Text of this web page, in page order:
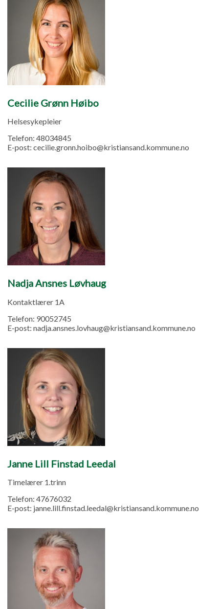
Cecilie Grønn Høibo
Helsesykepleier
Telefon: 48034845
E-post: cecilie.gronn.hoibo@kristiansand.kommune.no
Nadja Ansnes Løvhaug
Kontaktlærer 1A
Telefon: 90052745
E-post: nadja.ansnes.lovhaug@kristiansand.kommune.no
Janne Lill Finstad Leedal
Timelærer 1.trinn
Telefon: 47676032
E-post: janne.lill.finstad.leedal@kristiansand.kommune.no